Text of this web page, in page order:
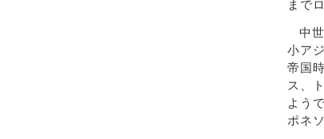
まで
中
小ア
帝国
ス、
よう
ポネ